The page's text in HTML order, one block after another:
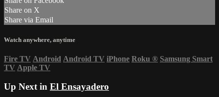
Share on X
Share via Email
Watch anywhere, anytime
Fire TV Android Android TV iPhone Roku ® Samsung Smart
TV Apple TV
Up Next in El Ensayadero